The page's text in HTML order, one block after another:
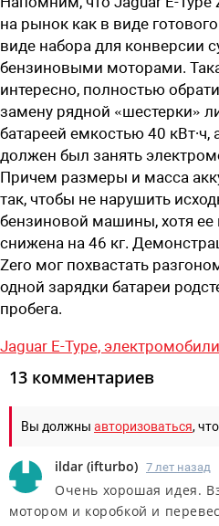
на рынок как в виде
виде набора для конверсии
бензиновыми моторами.
интересно, полностью
замену рядной «шестерки»
батареей емкостью 40
должен был занять
Причем размеры и масса
так, чтобы не нарушить
бензиновой машины, хотя ее
снижена на 46 кг.
Zero мог похвастать
одной зарядки батареи
пробега.
Jaguar E-Type, электромобили
13 комментариев
Вы должны авторизоваться,
ildar (ifturbo) 7 лет назад
Очень хорошая идея.
мотором и коробкой и